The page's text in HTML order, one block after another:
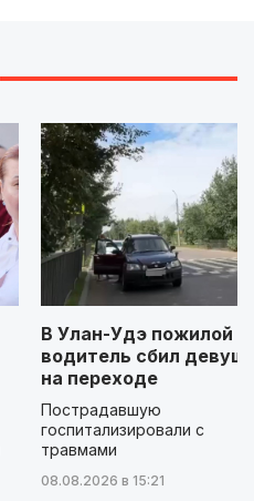
В Улан-Удэ пожилой
водитель сбил
на переходе
Пострадавшую
госпитализировали с
травмами
08.08.2026 в 15:21